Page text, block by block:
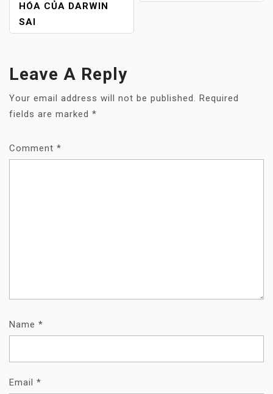
HÓA CỦA DARWIN
SAI
Leave A Reply
Your email address will not be published. Required
fields are marked *
Comment *
Name *
Email *